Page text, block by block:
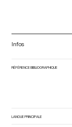
Infos
RÉFÉRENCE BIBLIOGRAPHIQUE
LANGUE PRINCIPALE